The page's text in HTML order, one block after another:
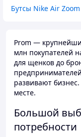
Бутсы Nike Air
Prom —
млн покупателей
для щенков до
развивают
месте.
Большой
потребности